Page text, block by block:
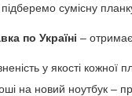
підберемо сумісну
по Україні –
у якості кожної
на новий ноутбук –